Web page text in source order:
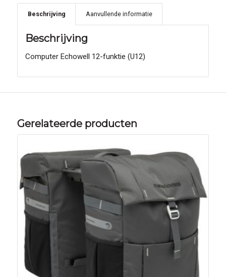
Beschrijving Aanvullende informatie
Beschrijving
Computer Echowell 12-funktie (U12)
Gerelateerde producten